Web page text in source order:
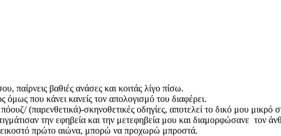
παίρνεις βαθιές ανάσες και κοιτάς λίγο πίσω.
που κάνει κανείς τον απολογισμό του διαφέρει.
(παρενθετικά)-σκηνοθετικές οδηγίες, αποτελεί το δικό μου μικρό
την εφηβεία και την μετεφηβεία μου και διαμορφώσανε τον
εικοστό πρώτο αιώνα, μπορώ να προχωρώ μπροστά.